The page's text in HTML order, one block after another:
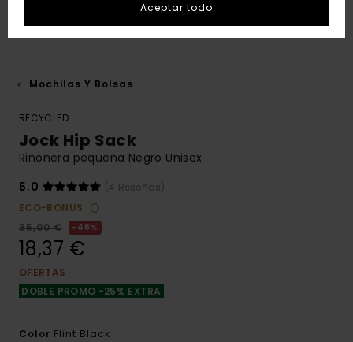
Mochilas Y Bolsas
RECYCLED
Jock Hip Sack
Riñonera pequeña Negro Unisex
5.0
(4 Reseñas)
ECO-BONUS
35,00 €
48%
18,37 €
OFERTAS
DOBLE PROMO -25% EXTRA
Color Flint Black
Aceptar todo